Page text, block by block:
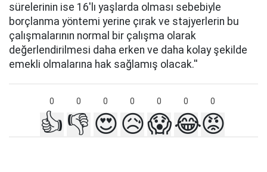
sürelerinin ise 16'lı yaşlarda olması sebebiyle
borçlanma yöntemi yerine çırak ve stajyerlerin bu
çalışmalarının normal bir çalışma olarak
değerlendirilmesi daha erken ve daha kolay şekilde
emekli olmalarına hak sağlamış olacak.''
0 0 0 0 0 0 0
👍 👎 😍😥😱😂😡